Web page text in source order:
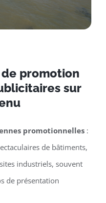
promotion
sur
promotionnelles:
de bâtiments,
industriels, souvent
de présentation